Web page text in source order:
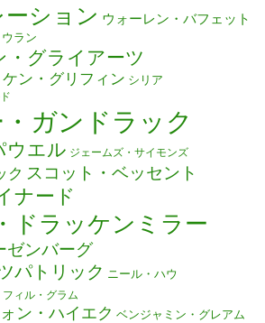
ション ウォーレン・バフェット
ウラン
グライアーツ
ケン・グリフィン シリア
ガンドラック
ウエル ジェームズ・サイモンズ
ク スコット・ベッセント
ナード
ドラッケンミラー
ゼンバーグ
パトリック ニール・ハウ
フィル・グラム
ン・ハイエク ベンジャミン・グレアム